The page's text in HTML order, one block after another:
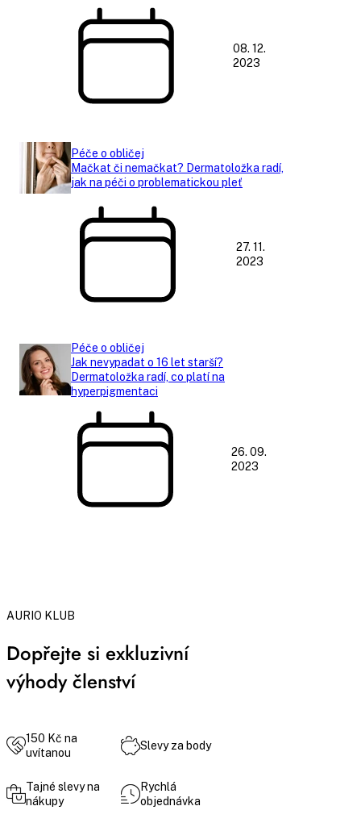
08. 12.
2023
Péče o obličej
Mačkat či nemačkat? Dermatoložka radí,
jak na péči o problematickou pleť
27. 11.
2023
Péče o obličej
Jak nevypadat o 16 let starší?
Dermatoložka radí, co platí na
hyperpigmentaci
26. 09.
2023
AURIO KLUB
Dopřejte si exkluzivní
výhody členství
150 Kč na
uvítanou
Slevy za body
Tajné slevy na
nákupy
Rychlá
objednávka